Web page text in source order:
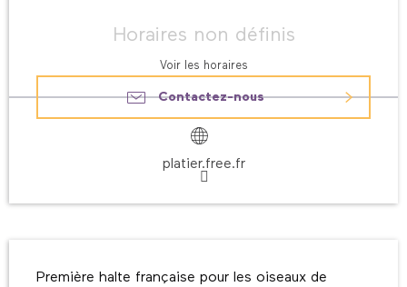
Horaires non définis
Voir les horaires
Contactez-nous
platier.free.fr
Première halte française pour les oiseaux de